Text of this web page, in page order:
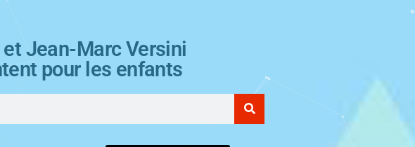
et Jean-Marc Versini
pour les enfants